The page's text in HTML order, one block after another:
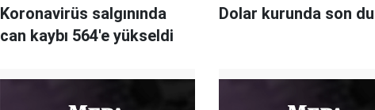
Koronavirüs salgınında
can kaybı 564'e yükseldi
Dolar kurunda son